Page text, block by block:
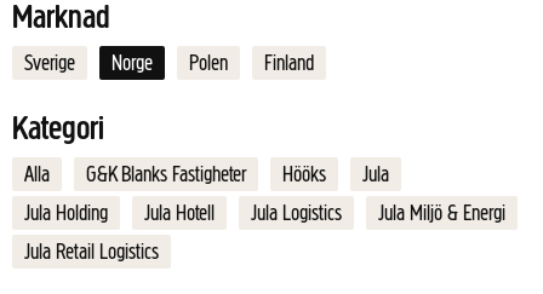
Marknad
Sverige Norge Polen Finland
Kategori
Alla G&K Blanks Fastigheter Hööks
Jula
Jula Holding
Jula Hotell Jula Logistics
Jula Miljö & Energi
Jula Retail Logistics